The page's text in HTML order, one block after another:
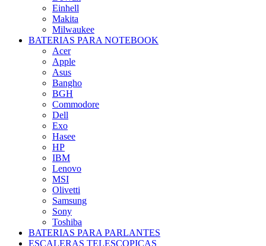
Einhell
Makita
Milwaukee
BATERIAS PARA NOTEBOOK
Acer
Apple
Asus
Bangho
BGH
Commodore
Dell
Exo
Hasee
HP
IBM
Lenovo
MSI
Olivetti
Samsung
Sony
Toshiba
BATERIAS PARA PARLANTES
ESCALERAS TELESCOPICAS